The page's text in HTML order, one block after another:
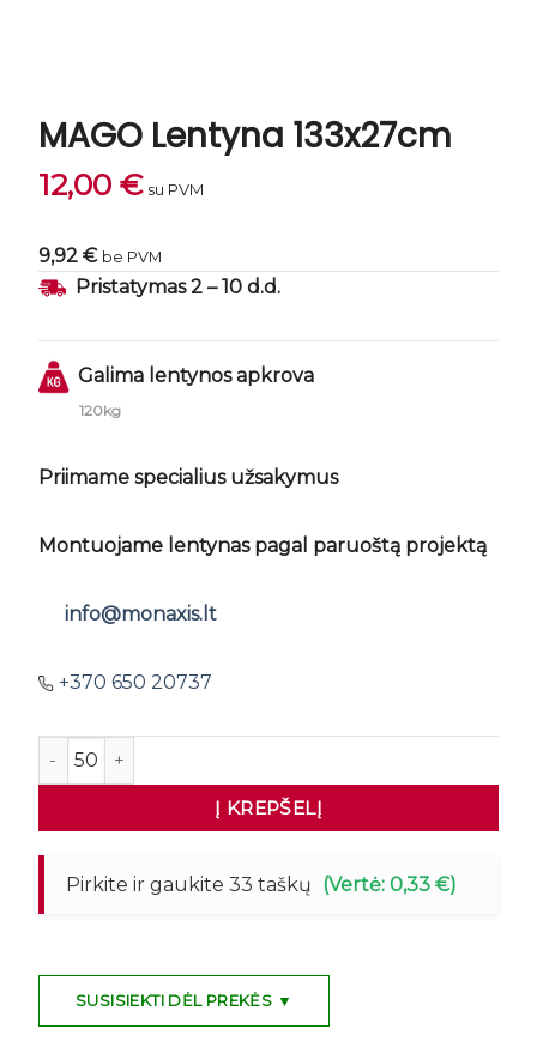
MAGO Lentyna 133x27cm
12,00 € su PVM
9,92 € be PVM
Pristatymas 2 – 10 d.d.
Galima lentynos apkrova
120kg
Priimame specialius užsakymus
Montuojame lentynas pagal paruoštą projektą
info@monaxis.lt
+370 650 20737
produkto kiekis: MAGO Lentyna 133x27cm
Į KREPŠELĮ
Pirkite ir gaukite 33 taškų (Vertė: 0,33 €)
SUSISIEKTI DĖL PREKĖS ▼